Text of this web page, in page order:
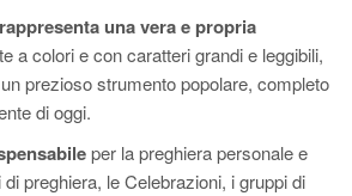
una vera e propria
a colori e con caratteri grandi e leggibili,
prezioso strumento popolare, completo
di oggi.
per la preghiera personale e
preghiera, le Celebrazioni, i gruppi di